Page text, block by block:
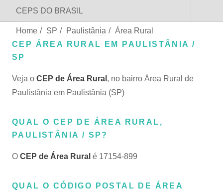
CEPS DO BRASIL
Home / SP / Paulistânia / Área Rural
CEP ÁREA RURAL EM PAULISTÂNIA /
SP
Veja o CEP de Área Rural , no bairro Área Rural de
Paulistânia em Paulistânia (SP)
QUAL O CEP DE ÁREA RURAL,
PAULISTÂNIA / SP?
O CEP de Área Rural é 17154-899
QUAL O CÓDIGO POSTAL DE ÁREA